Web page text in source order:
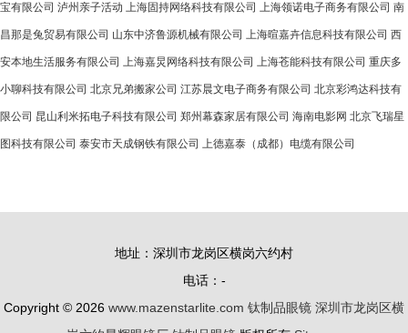
宝有限公司 泸州亲子活动 上海固持网络科技有限公司 上海领诺电子商务有限公司 南
昌那是兔贸易有限公司 山东中济鲁源机械有限公司 上海暄嘉卉信息科技有限公司 西
安本地生活服务有限公司 上海嘉炅网络科技有限公司 上海苍能科技有限公司 重庆多
小聊科技有限公司 北京兄弟搬家公司 江苏晨文电子商务有限公司 北京彩鸿达科技有
限公司 昆山利米拓电子科技有限公司 郑州幕森家居有限公司 海南电影网 北京飞瑞星
图科技有限公司 泰安市天成钢铁有限公司 上德嘉泰（成都）电缆有限公司
地址：深圳市龙岗区横岗六约村
电话：-
Copyright © 2026 www.mazenstarlite.com 钛制品眼镜 深圳市龙岗区横